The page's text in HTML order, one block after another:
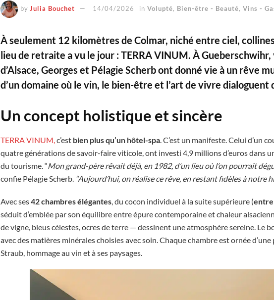
by Julia Bouchet 14/04/2026 in Volupté, Bien-être - Beauté,Vins -
À seulement 12 kilomètres de Colmar, niché entre ciel,
lieu de retraite a vu le jour : TERRA VINUM. À
d’Alsace, Georges et Pélagie Scherb ont donné vie à un rêve
d’un domaine où le vin, le bien-être et l’art de vivre dialoguent
Un concept holistique et sincère
TERRA VINUM,c’est bien plus qu’un hôtel-spa. C’est un manifeste. Celui d’un
quatre générations de savoir-faire viticole, ont investi 4,9 millions d’euros dans
du tourisme. “Mon grand-père rêvait déjà, en 1982, d’un lieu où l’on pourrait
confie Pélagie Scherb. “Aujourd’hui, on réalise ce rêve, en restant fidèles à notre
Avec ses42 chambres élégantes, du cocon individuel à la suite supérieure (entre
séduit d’emblée par son équilibre entre épure contemporaine et chaleur
de vigne, bleus célestes, ocres de terre — dessinent une atmosphère sereine. Le
avec des matières minérales choisies avec soin. Chaque chambre est ornée
Straub, hommage au vin et à ses paysages.